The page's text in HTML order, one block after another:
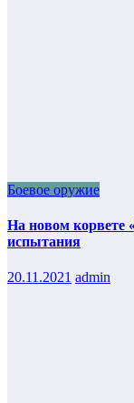
Боевое оружие
На новом корвете
испытания
20.11.2021 admin